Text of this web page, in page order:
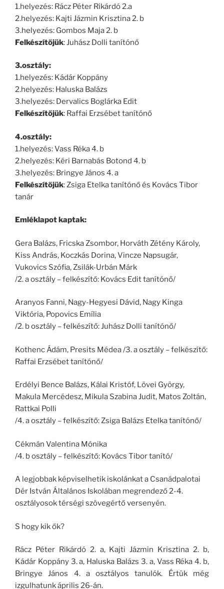
1.helyezés: Rácz Péter Rikárdó 2.a
2.helyezés: Kajti Jázmin Krisztina 2. b
3.helyezés: Gombos Maja 2. b
Felkészítőjük: Juhász Dolli tanítónő
3.osztály:
1.helyezés: Kádár Koppány
2.helyezés: Haluska Balázs
3.helyezés: Dervalics Boglárka Edit
Felkészítőjük: Raffai Erzsébet tanítónő
4.osztály:
1.helyezés: Vass Réka 4. b
2.helyezés: Kéri Barnabás Botond 4. b
3.helyezés: Bringye János 4. a
Felkészítőjük: Zsiga Etelka tanítónő és Kovács Tibor
tanár
Emléklapot kaptak:
Gera Balázs, Fricska Zsombor, Horváth Zétény Károly,
Kiss András, Koczkás Dorina, Vincze Napsugár,
Vukovics Szófia, Zsilák-Urbán Márk
/2. a osztály – felkészítő: Kovács Edit tanítónő/
Aranyos Fanni, Nagy-Hegyesi Dávid, Nagy Kinga
Viktória, Popovics Emília
/2. b osztály – felkészítő: Juhász Dolli tanítónő/
Kothenc Ádám, Presits Médea /3. a osztály – felkészítő:
Raffai Erzsébet tanítónő/
Erdélyi Bence Balázs, Kálai Kristóf, Lövei György,
Makula Mercédesz, Mikula Szabina Judit, Matos Zoltán,
Rattkai Polli
/4. a osztály – felkészítő: Zsiga Balázs Etelka tanítónő/
Cékmán Valentina Mónika
/4. b osztály – felkészítő: Kovács Tibor tanító/
A legjobbak képviselhetik iskolánkat a Csanádpalotai
Dér István Általános Iskolában megrendező 2-4.
osztályosok térségi szövegértő versenyén.
S hogy kik ők?
Rácz Péter Rikárdó 2. a, Kajti Jázmin Krisztina 2. b,
Kádár Koppány 3. a, Haluska Balázs 3. a, Vass Réka 4. b,
Bringye János 4. a osztályos tanulók. Értük még
izgulhatunk április 26-án.